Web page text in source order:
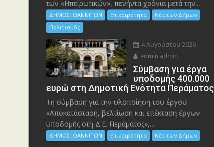
των «Ηπειρωτικών», πενήντα χρόνια μετά την...
ΔΗΜΟΣ ΙΩΑΝΝΙΤΩΝ Επικαιρότητα
Νέα των Δήμων
Πολιτισμός
4 Αυγούστου 2026
admin admin
Σύμβαση για έργα
υποδομής 400.000
ευρώ στη Δημοτική Ενότητα Περάματος
Τη σύμβαση για την υλοποίηση του έργου
«Αποκατάσταση, βελτίωση και επέκταση έργων
υποδομής στη Δ.Ε. Περάματος»,...
ΔΗΜΟΣ ΙΩΑΝΝΙΤΩΝ Επικαιρότητα Νέα των Δήμων